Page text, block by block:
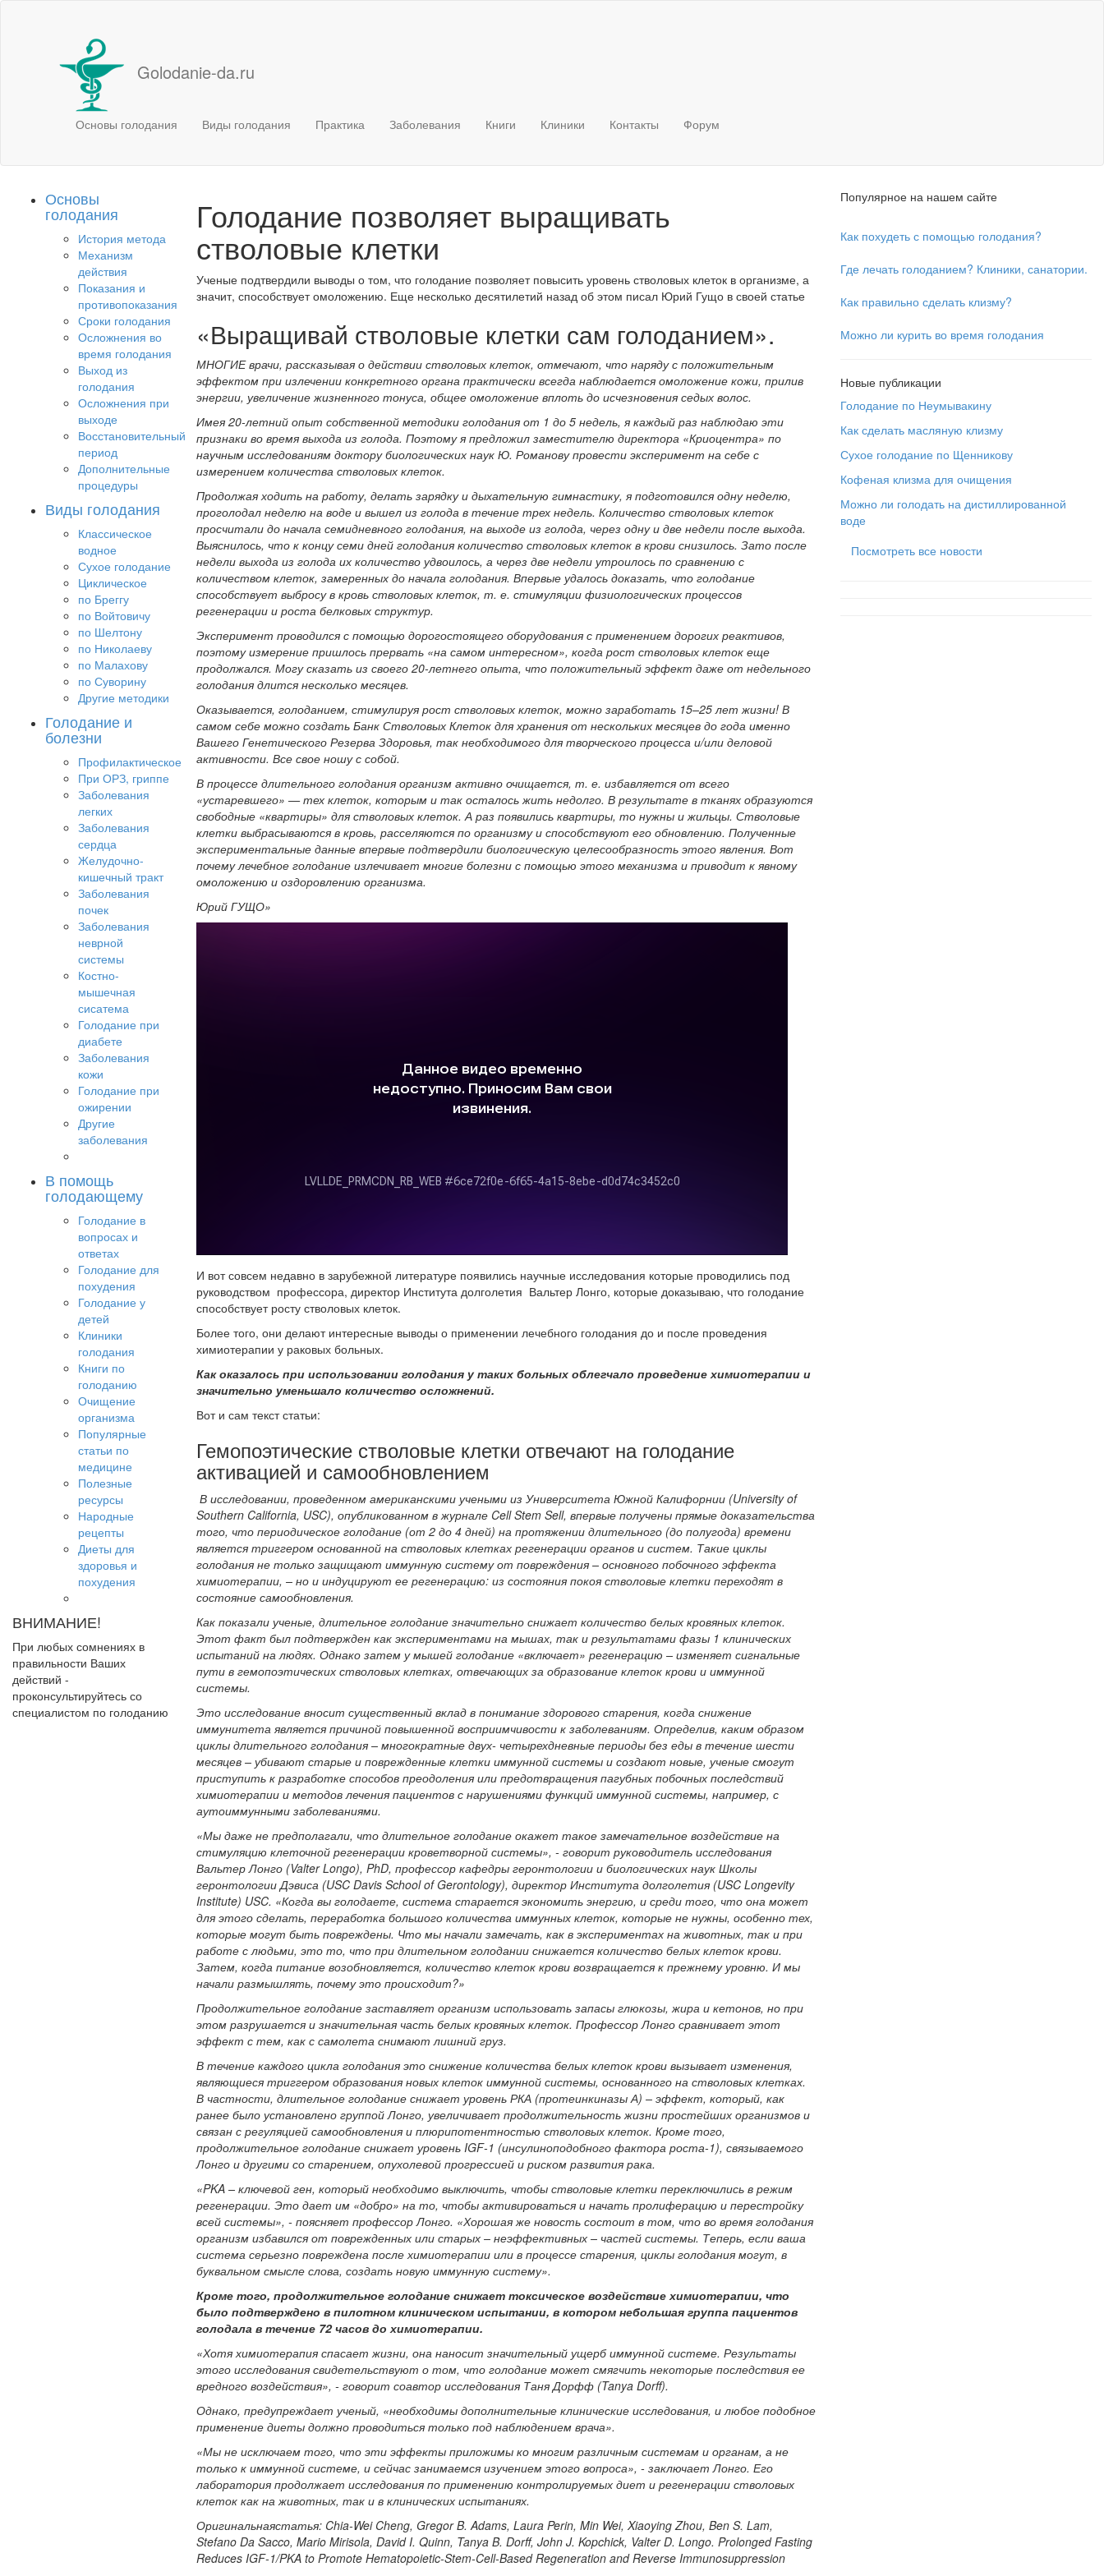
Golodanie-da.ru
Основы голодания Виды голодания Практика Заболевания Книги Клиники Контакты Форум
Основы
голодания
История метода
Механизм
действия
Показания и
противопоказания
Сроки голодания
Осложнения во
время голодания
Выход из
голодания
Осложнения при
выходе
Восстановительный
период
Дополнительные
процедуры
Виды голодания
Классическое
водное
Сухое голодание
Циклическое
по Бреггу
по Войтовичу
по Шелтону
по Николаеву
по Малахову
по Суворину
Другие методики
Голодание и
болезни
Профилактическое
При ОРЗ, гриппе
Заболевания
легких
Заболевания
сердца
Желудочно-
кишечный тракт
Заболевания
почек
Заболевания
неврной
системы
Костно-
мышечная
сисатема
Голодание при
диабете
Заболевания
кожи
Голодание при
ожирении
Другие
заболевания
В помощь
голодающему
Голодание в
вопросах и
ответах
Голодание для
похудения
Голодание у
детей
Клиники
голодания
Книги по
голоданию
Очищение
организма
Популярные
статьи по
медицине
Полезные
ресурсы
Народные
рецепты
Диеты для
здоровья и
похудения
ВНИМАНИЕ!
При любых сомнениях в
правильности Ваших
действий -
проконсультируйтесь со
специалистом по голоданию
Голодание позволяет выращивать
стволовые клетки
Ученые подтвердили выводы о том, что голодание позволяет повысить уровень стволовых клеток в организме, а
значит, способствует омоложению. Еще несколько десятилетий назад об этом писал Юрий Гущо в своей статье
«Выращивай стволовые клетки сам голоданием».
МНОГИЕ врачи, рассказывая о действии стволовых клеток, отмечают, что наряду с положительным
эффектом при излечении конкретного органа практически всегда наблюдается омоложение кожи, прилив
энергии, увеличение жизненного тонуса, общее омоложение вплоть до исчезновения седых волос.
Имея 20-летний опыт собственной методики голодания от 1 до 5 недель, я каждый раз наблюдаю эти
признаки во время выхода из голода. Поэтому я предложил заместителю директора «Криоцентра» по
научным исследованиям доктору биологических наук Ю. Романову провести эксперимент на себе с
измерением количества стволовых клеток.
Продолжая ходить на работу, делать зарядку и дыхательную гимнастику, я подготовился одну неделю,
проголодал неделю на воде и вышел из голода в течение трех недель. Количество стволовых клеток
просчитали до начала семидневного голодания, на выходе из голода, через одну и две недели после выхода.
Выяснилось, что к концу семи дней голодания количество стволовых клеток в крови снизилось. Зато после
недели выхода из голода их количество удвоилось, а через две недели утроилось по сравнению с
количеством клеток, замеренных до начала голодания. Впервые удалось доказать, что голодание
способствует выбросу в кровь стволовых клеток, т. е. стимуляции физиологических процессов
регенерации и роста белковых структур.
Эксперимент проводился с помощью дорогостоящего оборудования с применением дорогих реактивов,
поэтому измерение пришлось прервать «на самом интересном», когда рост стволовых клеток еще
продолжался. Могу сказать из своего 20-летнего опыта, что положительный эффект даже от недельного
голодания длится несколько месяцев.
Оказывается, голоданием, стимулируя рост стволовых клеток, можно заработать 15–25 лет жизни! В
самом себе можно создать Банк Стволовых Клеток для хранения от нескольких месяцев до года именно
Вашего Генетического Резерва Здоровья, так необходимого для творческого процесса и/или деловой
активности. Все свое ношу с собой.
В процессе длительного голодания организм активно очищается, т. е. избавляется от всего
«устаревшего» — тех клеток, которым и так осталось жить недолго. В результате в тканях образуются
свободные «квартиры» для стволовых клеток. А раз появились квартиры, то нужны и жильцы. Стволовые
клетки выбрасываются в кровь, расселяются по организму и способствуют его обновлению. Полученные
экспериментальные данные впервые подтвердили биологическую целесообразность этого явления. Вот
почему лечебное голодание излечивает многие болезни с помощью этого механизма и приводит к явному
омоложению и оздоровлению организма.
Юрий ГУЩО»
И вот совсем недавно в зарубежной литературе появились научные исследования которые проводились под
руководством профессора, директор Института долголетия Вальтер Лонго, которые доказываю, что голодание
способствует росту стволовых клеток.
Более того, они делают интересные выводы о применении лечебного голодания до и после проведения
химиотерапии у раковых больных.
Как оказалось при использовании голодания у таких больных облегчало проведение химиотерапии и
значительно уменьшало количество осложнений.
Вот и сам текст статьи:
Гемопоэтические стволовые клетки отвечают на голодание
активацией и самообновлением
В исследовании, проведенном американскими учеными из Университета Южной Калифорнии (University of
Southern California, USC), опубликованном в журнале Cell Stem Sell, впервые получены прямые доказательства
того, что периодическое голодание (от 2 до 4 дней) на протяжении длительного (до полугода) времени
является триггером основанной на стволовых клетках регенерации органов и систем. Такие циклы
голодания не только защищают иммунную систему от повреждения – основного побочного эффекта
химиотерапии, – но и индуцируют ее регенерацию: из состояния покоя стволовые клетки переходят в
состояние самообновления.
Как показали ученые, длительное голодание значительно снижает количество белых кровяных клеток.
Этот факт был подтвержден как экспериментами на мышах, так и результатами фазы 1 клинических
испытаний на людях. Однако затем у мышей голодание «включает» регенерацию – изменяет сигнальные
пути в гемопоэтических стволовых клетках, отвечающих за образование клеток крови и иммунной
системы.
Это исследование вносит существенный вклад в понимание здорового старения, когда снижение
иммунитета является причиной повышенной восприимчивости к заболеваниям. Определив, каким образом
циклы длительного голодания – многократные двух- четырехдневные периоды без еды в течение шести
месяцев – убивают старые и поврежденные клетки иммунной системы и создают новые, ученые смогут
приступить к разработке способов преодоления или предотвращения пагубных побочных последствий
химиотерапии и методов лечения пациентов с нарушениями функций иммунной системы, например, с
аутоиммунными заболеваниями.
«Мы даже не предполагали, что длительное голодание окажет такое замечательное воздействие на
стимуляцию клеточной регенерации кроветворной системы», - говорит руководитель исследования
Вальтер Лонго (Valter Longo), PhD, профессор кафедры геронтологии и биологических наук Школы
геронтологии Дэвиса (USC Davis School of Gerontology), директор Института долголетия (USC Longevity
Institute) USC. «Когда вы голодаете, система старается экономить энергию, и среди того, что она может
для этого сделать, переработка большого количества иммунных клеток, которые не нужны, особенно тех,
которые могут быть повреждены. Что мы начали замечать, как в экспериментах на животных, так и при
работе с людьми, это то, что при длительном голодании снижается количество белых клеток крови.
Затем, когда питание возобновляется, количество клеток крови возвращается к прежнему уровню. И мы
начали размышлять, почему это происходит?»
Продолжительное голодание заставляет организм использовать запасы глюкозы, жира и кетонов, но при
этом разрушается и значительная часть белых кровяных клеток. Профессор Лонго сравнивает этот
эффект с тем, как с самолета снимают лишний груз.
В течение каждого цикла голодания это снижение количества белых клеток крови вызывает изменения,
являющиеся триггером образования новых клеток иммунной системы, основанного на стволовых клетках.
В частности, длительное голодание снижает уровень РКА (протеинкиназы А) – эффект, который, как
ранее было установлено группой Лонго, увеличивает продолжительность жизни простейших организмов и
связан с регуляцией самообновления и плюрипотентностью стволовых клеток. Кроме того,
продолжительное голодание снижает уровень IGF-1 (инсулиноподобного фактора роста-1), связываемого
Лонго и другими со старением, опухолевой прогрессией и риском развития рака.
«PKA – ключевой ген, который необходимо выключить, чтобы стволовые клетки переключились в режим
регенерации. Это дает им «добро» на то, чтобы активироваться и начать пролиферацию и перестройку
всей системы», - поясняет профессор Лонго. «Хорошая же новость состоит в том, что во время голодания
организм избавился от поврежденных или старых – неэффективных – частей системы. Теперь, если ваша
система серьезно повреждена после химиотерапии или в процессе старения, циклы голодания могут, в
буквальном смысле слова, создать новую иммунную систему».
Кроме того, продолжительное голодание снижает токсическое воздействие химиотерапии, что
было подтверждено в пилотном клиническом испытании, в котором небольшая группа пациентов
голодала в течение 72 часов до химиотерапии.
«Хотя химиотерапия спасает жизни, она наносит значительный ущерб иммунной системе. Результаты
этого исследования свидетельствуют о том, что голодание может смягчить некоторые последствия ее
вредного воздействия», - говорит соавтор исследования Таня Дорфф (Tanya Dorff).
Однако, предупреждает ученый, «необходимы дополнительные клинические исследования, и любое подобное
применение диеты должно проводиться только под наблюдением врача».
«Мы не исключаем того, что эти эффекты приложимы ко многим различным системам и органам, а не
только к иммунной системе, и сейчас занимаемся изучением этого вопроса», - заключает Лонго. Его
лаборатория продолжает исследования по применению контролируемых диет и регенерации стволовых
клеток как на животных, так и в клинических испытаниях.
Оригинальнаястатья: Chia-Wei Cheng, Gregor B. Adams, Laura Perin, Min Wei, Xiaoying Zhou, Ben S. Lam,
Stefano Da Sacco, Mario Mirisola, David I. Quinn, Tanya B. Dorff, John J. Kopchick, Valter D. Longo. Prolonged Fasting
Reduces IGF-1/PKA to Promote Hematopoietic-Stem-Cell-Based Regeneration and Reverse Immunosuppression
Популярное на нашем сайте
Как похудеть с помощью голодания?
Где лечать голоданием? Клиники, санатории.
Как правильно сделать клизму?
Можно ли курить во время голодания
Новые публикации
Голодание по Неумывакину
Как сделать масляную клизму
Сухое голодание по Щенникову
Кофеная клизма для очищения
Можно ли голодать на дистиллированной
воде
Посмотреть все новости